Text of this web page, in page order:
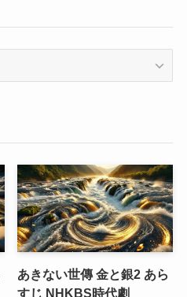
あきない世傳 金と銀2 あら
すじ NHKBS時代劇